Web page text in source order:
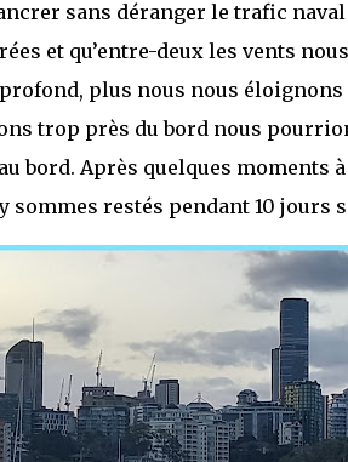
sans déranger le trafic
et qu’entre-deux les vents
plus nous nous
trop près du bord nous
bord. Après quelques moments
sommes restés pendant 10 jours